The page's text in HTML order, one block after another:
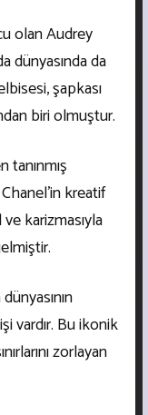
olan Audrey
dünyasında da
şapkası
biri olmuştur.
tanınmış
kreatif
karizmasıyla
vardır. Bu ikonik
zorlayan